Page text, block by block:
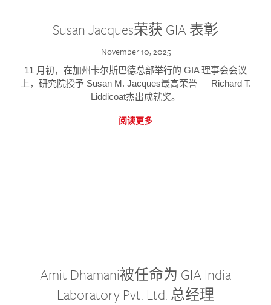
Susan Jacques荣获 GIA 表彰
November 10, 2025
11 月初，在加州卡尔斯巴德总部举行的 GIA 理事会会议
上，研究院授予 Susan M. Jacques最高荣誉 — Richard T.
Liddicoat杰出成就奖。
阅读更多
Amit Dhamani被任命为 GIA India
Laboratory Pvt. Ltd. 总经理